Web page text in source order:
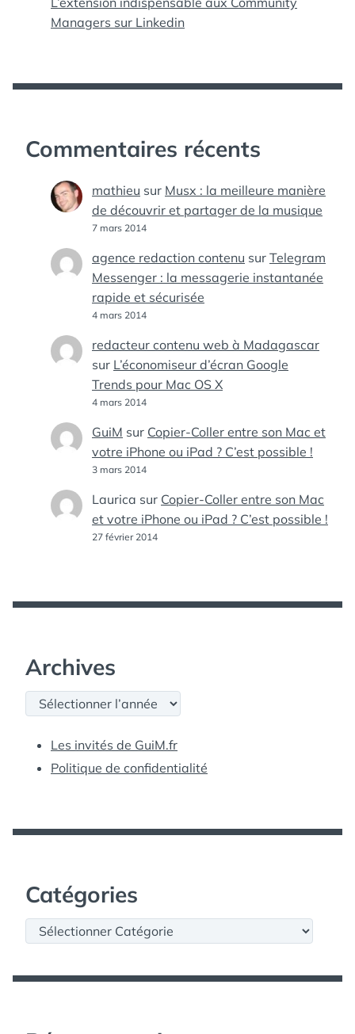
Managers sur Linkedin
Commentaires récents
mathieu sur Musx : la meilleure manière
de découvrir et partager de la musique
7 mars 2014
agence redaction contenu sur Telegram
Messenger : la messagerie instantanée
rapide et sécurisée
4 mars 2014
redacteur contenu web à Madagascar
sur L’économiseur d’écran Google
Trends pour Mac OS X
4 mars 2014
GuiM sur Copier-Coller entre son Mac et
votre iPhone ou iPad ? C’est possible !
3 mars 2014
Laurica sur Copier-Coller entre son Mac
et votre iPhone ou iPad ? C’est possible !
27 février 2014
Archives
Archives
Les invités de GuiM.fr
Politique de confidentialité
Catégories
Catégories